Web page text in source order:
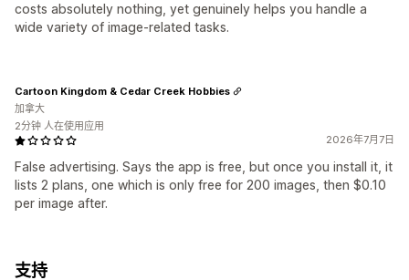
costs absolutely nothing, yet genuinely helps you handle a
wide variety of image-related tasks.
2026年7月7日
False advertising. Says the app is free, but once you install it, it
lists 2 plans, one which is only free for 200 images, then $0.10
per image after.
Cartoon Kingdom & Cedar Creek Hobbies
加拿大
2分钟 人在使用应用
支持